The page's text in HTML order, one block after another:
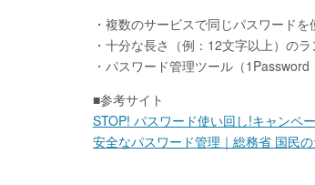
・複数のサービスで同じパスワードを
・十分な長さ（例：12文字以上）の
・パスワード管理ツール（
■参考サイト
STOP! パスワード使い回し!キャンペ
安全なパスワード管理｜総務省 国民